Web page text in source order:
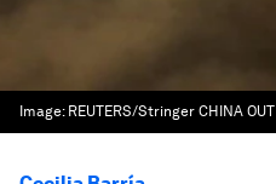
Image: REUTERS/Stringer CHINA OUT